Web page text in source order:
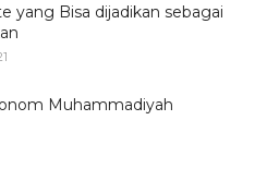
yang Bisa dijadikan sebagai
Muhammadiyah